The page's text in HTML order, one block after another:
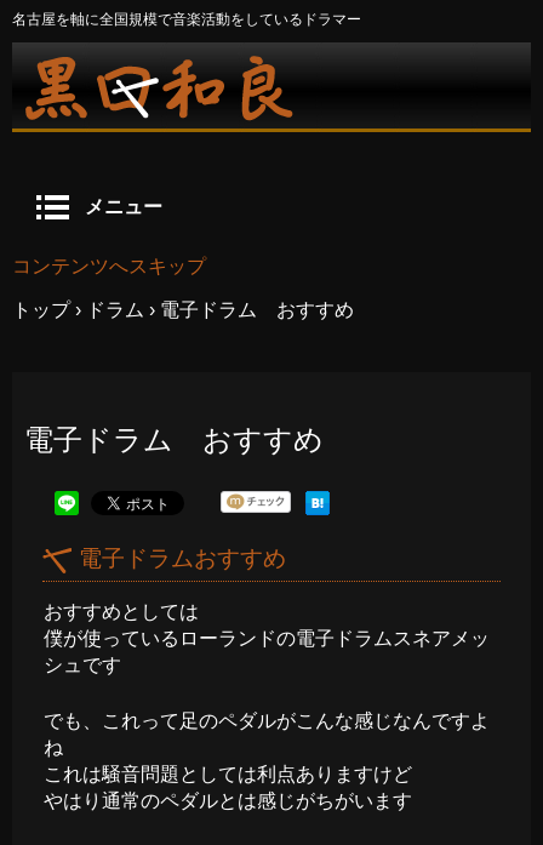
名古屋を軸に全国規模で音楽活動をしているドラマー
メニュー
コンテンツへスキップ
トップ › ドラム › 電子ドラム おすすめ
電子ドラム おすすめ
電子ドラムおすすめ
おすすめとしては
僕が使っているローランドの電子ドラムスネアメッ
シュです
でも、これって足のペダルがこんな感じなんですよ
ね
これは騒音問題としては利点ありますけど
やはり通常のペダルとは感じがちがいます